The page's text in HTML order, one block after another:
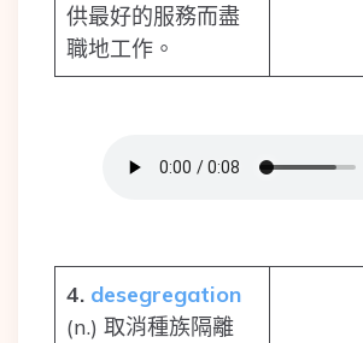
供最好的服務而盡
職地工作。
4. desegregation
(n.) 取消種族隔離